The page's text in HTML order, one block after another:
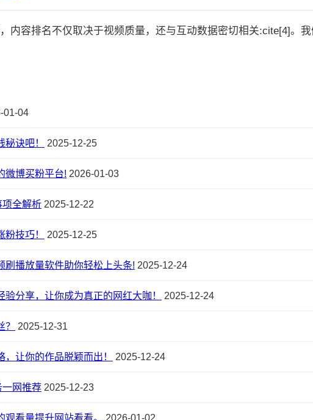
内容排名不仅取决于视频质量，还与互动数据密切相关:cite[4]。
01-04
诀吧！ 2025-12-25
微博买粉平台! 2026-01-03
项全解析 2025-12-22
技巧！ 2025-12-25
刷播放量软件助你轻松上头条! 2025-12-24
分享，让你成为真正的网红大咖！ 2025-12-24
2025-12-31
，让你的作品脱颖而出！ 2025-12-24
一网推荐 2025-12-23
看量提升网站看看。 2026-01-02